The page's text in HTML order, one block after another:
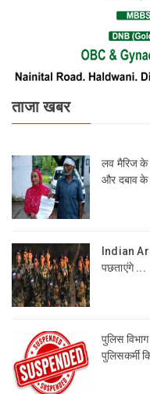
ताजा खबर
लव मैरिज के
और दबाव के
Indian
पछताएंगे ...
पुलिस
पुलिसकर्मी